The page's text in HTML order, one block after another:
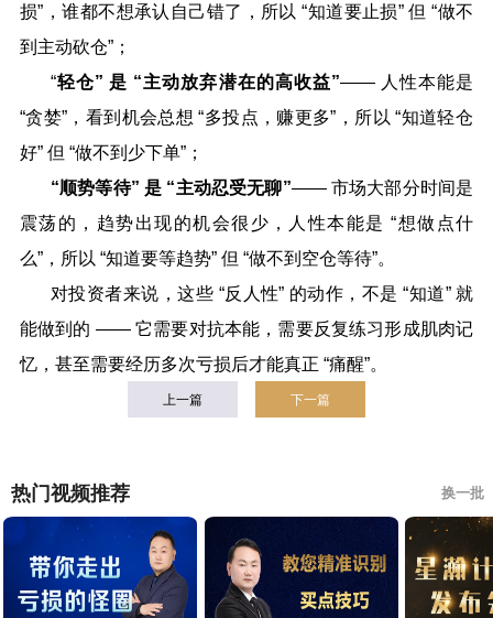
损” ，谁都不想承认自己错了，所以 “知道要止损”但 “做不
到主动砍仓”；
“轻仓”是 “主动放弃潜在的高收益”—— 人性本能是
“贪婪” ，看到机会总想 “多投点，赚更多” ，所以 “知道轻仓
好” 但 “做不到少下单”；
“顺势等待”是 “主动忍受无聊”—— 市场大部分时间是
震荡的，趋势出现的机会很少，人性本能是 “想做点什
么”，所以 “知道要等趋势” 但 “做不到空仓等待”。
对投资者来说，这些 “反人性” 的动作，不是 “知道” 就
能做到的 —— 它需要对抗本能，需要反复练习形成肌肉记
忆，甚至需要经历多次亏损后才能真正 “痛醒”。
上一篇 下一篇
热门视频推荐 换一批